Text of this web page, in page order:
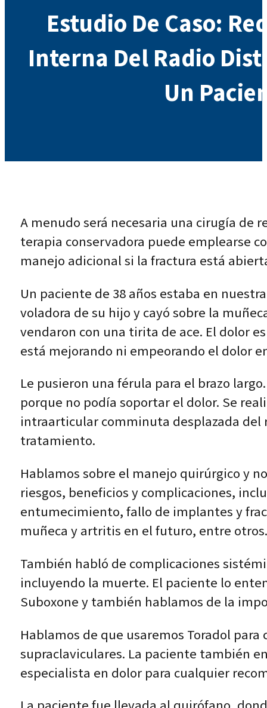
Estudio De Caso:
Interna Del Radio
Un
A menudo será necesaria una cirugía de
terapia conservadora puede emplearse
manejo adicional si la fractura está
Un paciente de 38 años estaba en
voladora de su hijo y cayó sobre la
vendaron con una tirita de ace. El dolor
está mejorando ni empeorando el dolor
Le pusieron una férula para el brazo
porque no podía soportar el dolor. Se
intraarticular comminuta desplazada del
tratamiento.
Hablamos sobre el manejo quirúrgico y
riesgos, beneficios y complicaciones,
entumecimiento, fallo de implantes y
muñeca y artritis en el futuro, entre otros.
También habló de complicaciones
incluyendo la muerte. El paciente lo
Suboxone y también hablamos de la
Hablamos de que usaremos Toradol
supraclaviculares. La paciente también
especialista en dolor para cualquier